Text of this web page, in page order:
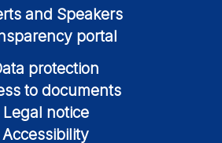
and Speakers
portal
protection
to documents
Legal notice
Accessibility